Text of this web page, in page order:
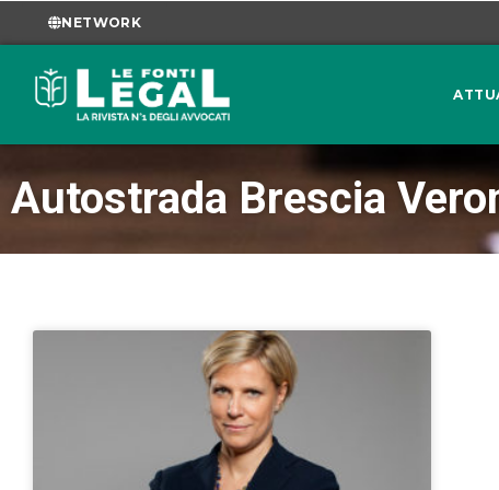
NETWORK
Autostrada Brescia